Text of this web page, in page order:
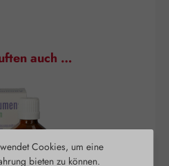
auch …
Cookies, um eine
bieten zu können.